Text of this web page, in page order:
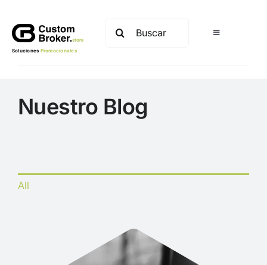
contenido
Soluciones Promocionales
Toggle
Nuestro Blog
All